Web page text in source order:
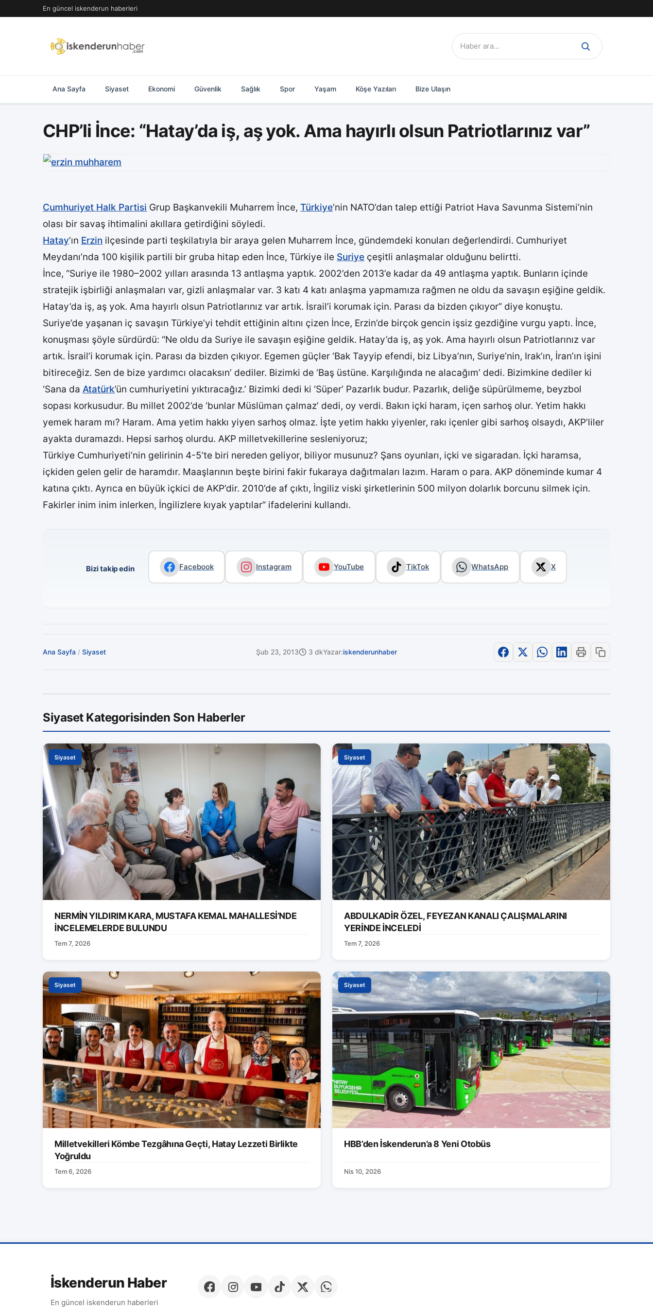
geç
En güncel iskenderun haberleri
Ara:
Ana Sayfa Siyaset Ekonomi Güvenlik Sağlık Spor Yaşam Köşe Yazıları Bize Ulaşın
CHP’li İnce: “Hatay’da iş, aş yok. Ama hayırlı olsun Patriotlarınız var”
Cumhuriyet Halk Partisi Grup Başkanvekili Muharrem İnce, Türkiye’nin NATO’dan talep ettiği Patriot Hava Savunma Sistemi’nin
olası bir savaş ihtimalini akıllara getirdiğini söyledi.
Hatay’ın Erzin ilçesinde parti teşkilatıyla bir araya gelen Muharrem İnce, gündemdeki konuları değerlendirdi. Cumhuriyet
Meydanı’nda 100 kişilik partili bir gruba hitap eden İnce, Türkiye ile Suriye çeşitli anlaşmalar olduğunu belirtti.
İnce, “Suriye ile 1980–2002 yılları arasında 13 antlaşma yaptık. 2002’den 2013’e kadar da 49 antlaşma yaptık. Bunların içinde
stratejik işbirliği anlaşmaları var, gizli anlaşmalar var. 3 katı 4 katı anlaşma yapmamıza rağmen ne oldu da savaşın eşiğine geldik.
Hatay’da iş, aş yok. Ama hayırlı olsun Patriotlarınız var artık. İsrail’i korumak için. Parası da bizden çıkıyor” diye konuştu.
Suriye’de yaşanan iç savaşın Türkiye’yi tehdit ettiğinin altını çizen İnce, Erzin’de birçok gencin işsiz gezdiğine vurgu yaptı. İnce,
konuşması şöyle sürdürdü: “Ne oldu da Suriye ile savaşın eşiğine geldik. Hatay’da iş, aş yok. Ama hayırlı olsun Patriotlarınız var
artık. İsrail’i korumak için. Parası da bizden çıkıyor. Egemen güçler ‘Bak Tayyip efendi, biz Libya’nın, Suriye’nin, Irak’ın, İran’ın işini
bitireceğiz. Sen de bize yardımcı olacaksın’ dediler. Bizimki de ‘Baş üstüne. Karşılığında ne alacağım’ dedi. Bizimkine dediler ki
‘Sana da Atatürk’ün cumhuriyetini yıktıracağız.’ Bizimki dedi ki ‘Süper’ Pazarlık budur. Pazarlık, deliğe süpürülmeme, beyzbol
sopası korkusudur. Bu millet 2002’de ‘bunlar Müslüman çalmaz’ dedi, oy verdi. Bakın içki haram, içen sarhoş olur. Yetim hakkı
yemek haram mı? Haram. Ama yetim hakkı yiyen sarhoş olmaz. İşte yetim hakkı yiyenler, rakı içenler gibi sarhoş olsaydı, AKP’liler
ayakta duramazdı. Hepsi sarhoş olurdu. AKP milletvekillerine sesleniyoruz;
Türkiye Cumhuriyeti’nin gelirinin 4-5’te biri nereden geliyor, biliyor musunuz? Şans oyunları, içki ve sigaradan. İçki haramsa,
içkiden gelen gelir de haramdır. Maaşlarının beşte birini fakir fukaraya dağıtmaları lazım. Haram o para. AKP döneminde kumar 4
katına çıktı. Ayrıca en büyük içkici de AKP’dir. 2010’de af çıktı, İngiliz viski şirketlerinin 500 milyon dolarlık borcunu silmek için.
Fakirler inim inim inlerken, İngilizlere kıyak yaptılar” ifadelerini kullandı.
Bizi takip edin Facebook Instagram YouTube TikTok WhatsApp X
Ana Sayfa / Siyaset Şub 23, 2013 3 dkYazar:iskenderunhaber
Siyaset Kategorisinden Son Haberler
Siyaset
NERMİN YILDIRIM KARA, MUSTAFA KEMAL MAHALLESİ’NDE
İNCELEMELERDE BULUNDU
Tem 7, 2026
Siyaset
ABDULKADİR ÖZEL, FEYEZAN KANALI ÇALIŞMALARINI
YERİNDE İNCELEDİ
Tem 7, 2026
Siyaset
Milletvekilleri Kömbe Tezgâhına Geçti, Hatay Lezzeti Birlikte
Yoğruldu
Tem 6, 2026
Siyaset
HBB’den İskenderun’a 8 Yeni Otobüs
Nis 10, 2026
İskenderun Haber
En güncel iskenderun haberleri